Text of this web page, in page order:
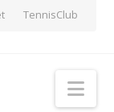
TennisClub